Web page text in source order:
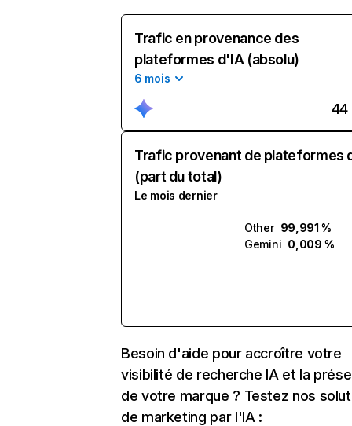
Trafic en provenance des
plateformes d'IA (absolu)
6 mois
44
Trafic provenant de plateformes
(part du total)
Le mois dernier
Other 99,991 %
Gemini 0,009 %
Besoin d'aide pour accroître votre
visibilité de recherche IA et la
de votre marque ? Testez nos
de marketing par l'IA :